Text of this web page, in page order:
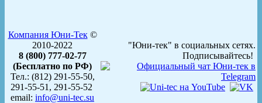
Компания Юни-Тек©
2010-2022
8 (800) 777-02-77
(Бесплатно по РФ)
Тел.: (812) 291-55-50,
291-55-51, 291-55-52
email: info@uni-tec.su
"Юни-тек" в социальных сетях.
Подписывайтесь!